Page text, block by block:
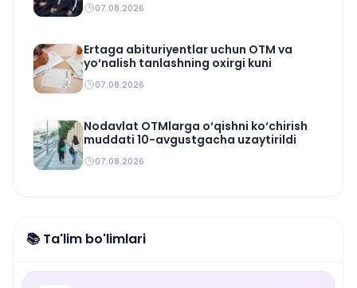
07.08.2026
Ertaga abituriyentlar uchun OTM va
yo‘nalish tanlashning oxirgi kuni
07.08.2026
Nodavlat OTMlarga o‘qishni ko‘chirish
muddati 10-avgustgacha uzaytirildi
07.08.2026
📚 Ta'lim bo'limlari